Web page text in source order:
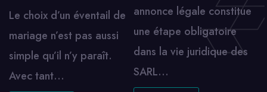
Le choix d’un éventail de
mariage n’est pas aussi
simple qu’il n’y paraît.
Avec tant…
annonce légale constitue
une étape obligatoire
dans la vie juridique des
SARL…